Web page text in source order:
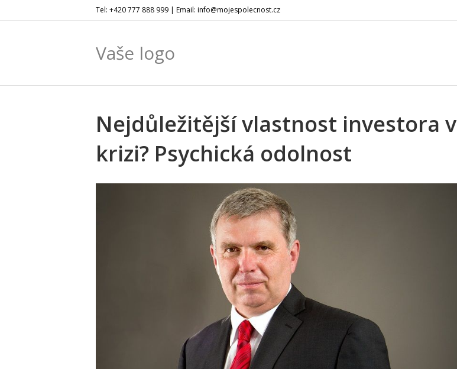
Tel: +420 777 888 999 | Email: info@mojespolecnost.cz
Vaše logo
Nejdůležitější vlastnost investora v
krizi? Psychická odolnost